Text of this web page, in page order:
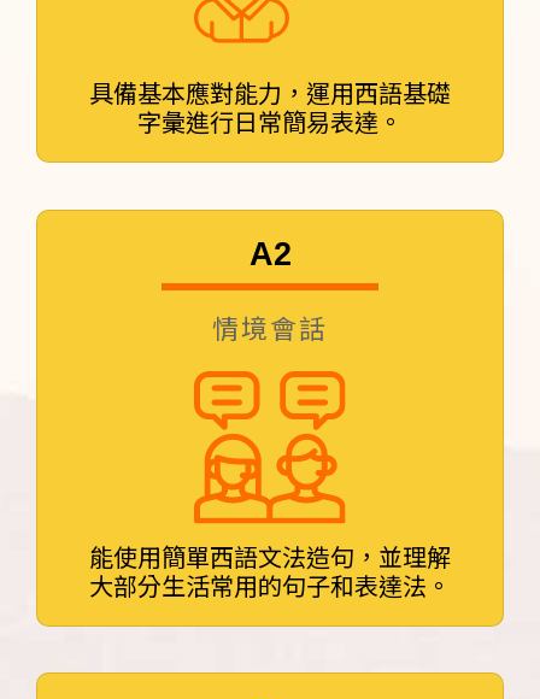
具備基本應對能力，運用西語基礎
字彙進行日常簡易表達。
A2
情境會話
能使用簡單西語文法造句，並理解
大部分生活常用的句子和表達法。